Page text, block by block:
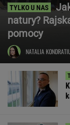
natury?
pomocy
NATALIA